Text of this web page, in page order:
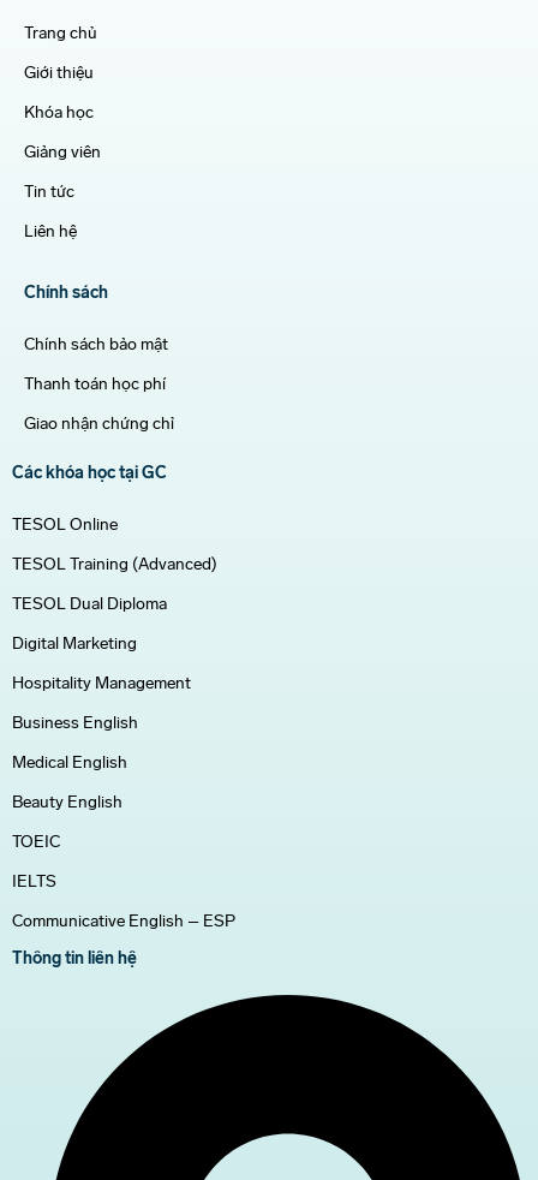
Trang chủ
Giới thiệu
Khóa học
Giảng viên
Tin tức
Liên hệ
Chính sách
Chính sách bảo mật
Thanh toán học phí
Giao nhận chứng chỉ
Các khóa học tại GC
TESOL Online
TESOL Training (Advanced)
TESOL Dual Diploma
Digital Marketing
Hospitality Management
Business English
Medical English
Beauty English
TOEIC
IELTS
Communicative English – ESP
Thông tin liên hệ